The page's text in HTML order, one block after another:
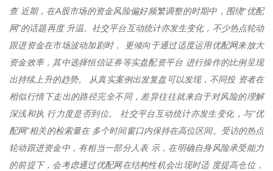
查 近期，在A股市场的资金风险偏好频繁调整的时期中，围绕“优配
网”的话题再度 升温。社交平台互动统计亦发生变化，不少热点轮动
跟进资金在市场波动加剧时， 更倾向于通过适度运用优配网来放大
资金效率，其中选择恒信证券等实盘配资平台 进行操作的比例呈现
出持续上升的趋势。 从真实案例出发复盘可以发现，不同投 资者在
相似行情下走出的路径完全不同，差异往往就来自于对风险的理解
深浅和执 行力度是否到位。 社交平台互动统计亦发生变化，与“优
配网”相关的检索量在 多个时间窗口内保持在高位区间。受访的热点
轮动跟进资金中，有相当一部分人表 示，在明确自身风险承受能力
的前提下，会考虑通过优配网在结构性机会出现时适 度提高仓位，